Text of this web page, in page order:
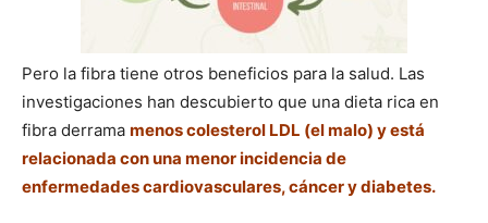
Pero la fibra tiene otros beneficios para la salud. Las
investigaciones han descubierto que una dieta rica en
fibra derrama menos colesterol LDL (el malo) y está
relacionada con una menor incidencia de
enfermedades cardiovasculares, cáncer y diabetes.